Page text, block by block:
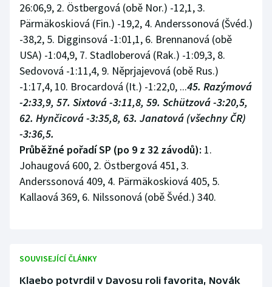
Ostatní
26:06,9, 2. Östbergová (obě Nor.) -12,1, 3.
Pärmäkoskiová (Fin.) -19,2, 4. Anderssonová (Švéd.)
-38,2, 5. Digginsová -1:01,1, 6. Brennanová (obě
USA) -1:04,9, 7. Stadloberová (Rak.) -1:09,3, 8.
Sedovová -1:11,4, 9. Něprjajevová (obě Rus.)
-1:17,4, 10. Brocardová (It.) -1:22,0, ...45. Razýmová
-2:33,9, 57. Sixtová -3:11,8, 59. Schützová -3:20,5,
62. Hynčicová -3:35,8, 63. Janatová (všechny ČR)
-3:36,5.
Průběžné pořadí SP (po 9 z 32 závodů): 1.
Johaugová 600, 2. Östbergová 451, 3.
Anderssonová 409, 4. Pärmäkoskiová 405, 5.
Kallaová 369, 6. Nilssonová (obě Švéd.) 340.
SOUVISEJÍCÍ ČLÁNKY
Klaebo potvrdil v Davosu roli favorita, Novák